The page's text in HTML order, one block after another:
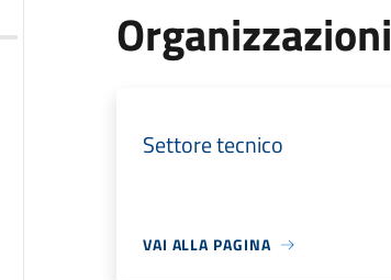
Organizzazioni
Settore tecnico
VAI ALLA PAGINA